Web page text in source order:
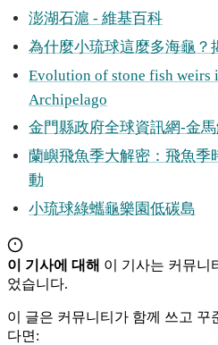
澎湖石滬 - 維基百科
為什麼小琉球這麼多海龜？
Evolution of stone fish weirs
Archipelago
金門縣政府全球資訊網-金
蘭嶼飛魚季大解密：飛魚季
動
小琉球綠蠵龜樂園低碳島
이 기사에 대해 이 기사는 커뮤니
었습니다.
이 글은 커뮤니티가 함께 쓰고 꾸
다면: